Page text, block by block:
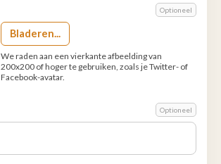
Optioneel
Bladeren...
We raden aan een vierkante afbeelding van
200x200 of hoger te gebruiken, zoals je Twitter- of
Facebook-avatar.
Optioneel